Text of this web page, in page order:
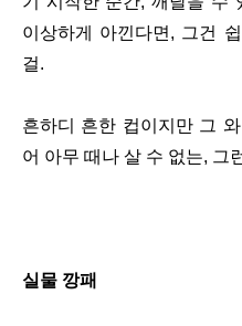
이상하게 아낀다면, 그건
걸.
흔하디 흔한 컵이지만 그
어 아무 때나 살 수 없는, 그
실물 깡패